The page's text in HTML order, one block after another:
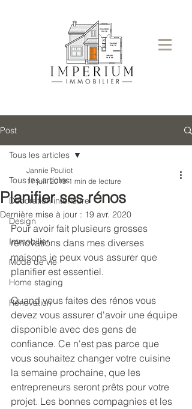
Post
Tous les articles
Décoration intérieure
Design
Immobilier
Mode de vie
Home staging
Rénovation
Tous les articles
Planifier ses rénos
Jannie Pouliot
17 juil. 2019 1 min de lecture
Dernière mise à jour : 19 avr. 2020
Pour avoir fait plusieurs grosses
rénovations dans mes diverses
maisons je peux vous assurer que
planifier est essentiel.
Quand vous faites des rénos vous
devez vous assurer d'avoir une équipe
disponible avec des gens de
confiance. Ce n'est pas parce que
vous souhaitez changer votre cuisine
la semaine prochaine, que les
entrepreneurs seront prêts pour votre
projet. Les bonnes compagnies et les